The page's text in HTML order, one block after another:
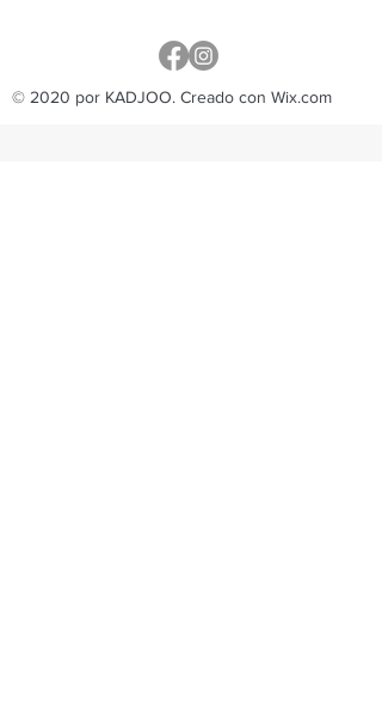
© 2020 por KADJOO. Creado con Wix.com